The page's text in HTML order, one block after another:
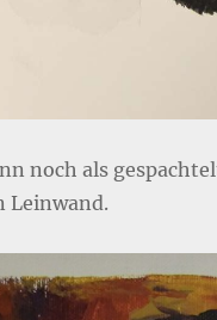
noch als
Leinwand.